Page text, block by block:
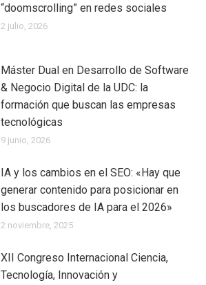
“doomscrolling” en redes sociales
2 julio, 2026
Máster Dual en Desarrollo de Software
& Negocio Digital de la UDC: la
formación que buscan las empresas
tecnológicas
9 junio, 2026
IA y los cambios en el SEO: «Hay que
generar contenido para posicionar en
los buscadores de IA para el 2026»
2 noviembre, 2025
XII Congreso Internacional Ciencia,
Tecnología, Innovación y